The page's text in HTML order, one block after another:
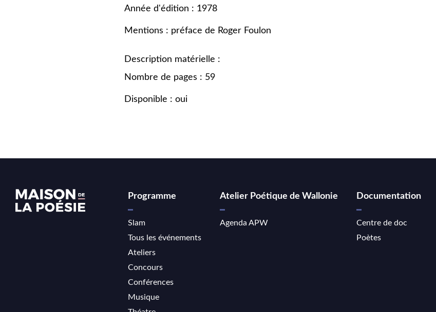
Année d'édition : 1978
Mentions : préface de Roger Foulon
Description matérielle :
Nombre de pages : 59
Disponible : oui
Programme
Slam
Tous les événements
Ateliers
Concours
Conférences
Musique
Atelier Poétique de Wallonie
Agenda APW
Documentation
Centre de doc
Poètes